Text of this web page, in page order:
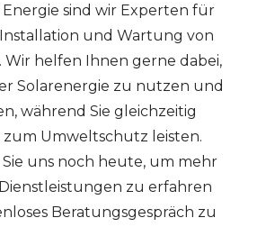
Energie sind wir Experten für
und Wartung von
Wir helfen Ihnen gerne dabei,
Solarenergie zu nutzen und
während Sie gleichzeitig
zum Umweltschutz leisten.
uns noch heute, um mehr
zu erfahren
Beratungsgespräch zu